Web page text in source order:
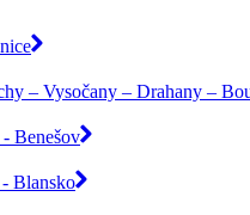
– Vysočany – Drahany –
Benešov
Blansko